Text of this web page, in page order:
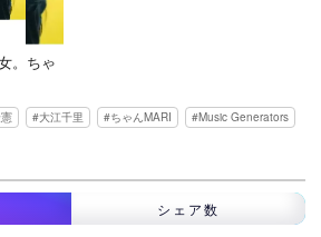
。ちゃ
大江千里 ちゃんMARI Music Generators
シェア数